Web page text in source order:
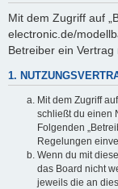
Mit dem Zugriff auf
electronic.de/
Betreiber ein
1.
Mit dem Zugriff
schließt du einen
Folgenden
Regelungen
Wenn du mit
das Board nicht
jeweils die an